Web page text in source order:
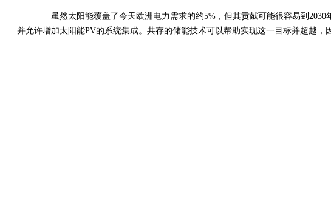
虽然太阳能覆盖了今天欧洲电力需求的约5%，但其贡献可能很容易到2030
并允许增加太阳能PV的系统集成。共存的储能技术可以帮助实现这一目标并超越